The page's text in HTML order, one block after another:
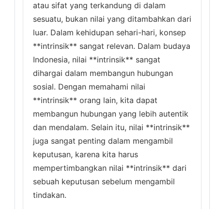
atau sifat yang terkandung di dalam
sesuatu, bukan nilai yang ditambahkan dari
luar. Dalam kehidupan sehari-hari, konsep
**intrinsik** sangat relevan. Dalam budaya
Indonesia, nilai **intrinsik** sangat
dihargai dalam membangun hubungan
sosial. Dengan memahami nilai
**intrinsik** orang lain, kita dapat
membangun hubungan yang lebih autentik
dan mendalam. Selain itu, nilai **intrinsik**
juga sangat penting dalam mengambil
keputusan, karena kita harus
mempertimbangkan nilai **intrinsik** dari
sebuah keputusan sebelum mengambil
tindakan.